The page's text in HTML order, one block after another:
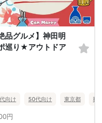
品グルメ】神田明
巡り★アウトドア
向け 50代向け 東京都 秋
円